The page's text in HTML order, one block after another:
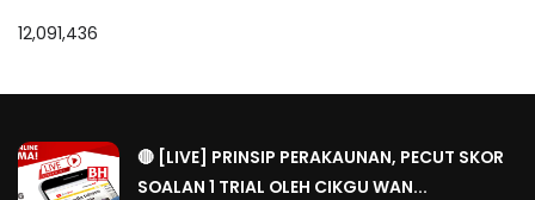
12,091,436
🔴 [LIVE] PRINSIP PERAKAUNAN, PECUT SKOR
SOALAN 1 TRIAL OLEH CIKGU WAN...